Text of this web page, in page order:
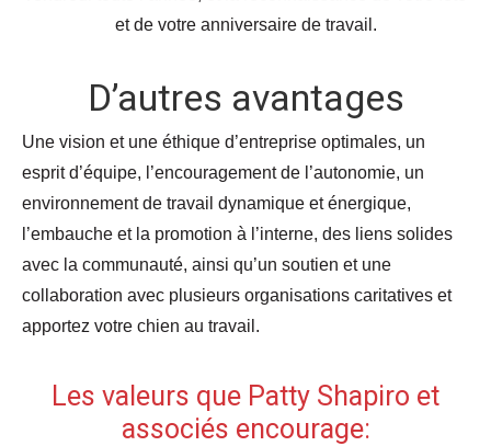
et de votre anniversaire de travail.
D’autres avantages
Une vision et une éthique d’entreprise optimales, un
esprit d’équipe, l’encouragement de l’autonomie, un
environnement de travail dynamique et énergique,
l’embauche et la promotion à l’interne, des liens solides
avec la communauté, ainsi qu’un soutien et une
collaboration avec plusieurs organisations caritatives et
apportez votre chien au travail.
Les valeurs que Patty Shapiro et
associés encourage: